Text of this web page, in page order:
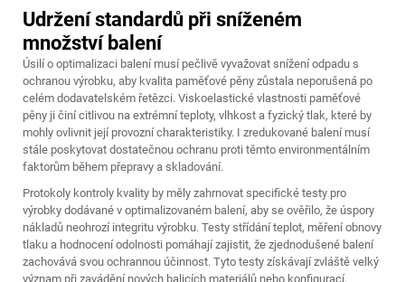
Udržení standardů při sníženém
množství balení
Úsilí o optimalizaci balení musí pečlivě vyvažovat snížení odpadu s
ochranou výrobku, aby kvalita paměťové pěny zůstala neporušená po
celém dodavatelském řetězci. Viskoelastické vlastnosti paměťové
pěny ji činí citlivou na extrémní teploty, vlhkost a fyzický tlak, které by
mohly ovlivnit její provozní charakteristiky. I zredukované balení musí
stále poskytovat dostatečnou ochranu proti těmto environmentálním
faktorům během přepravy a skladování.
Protokoly kontroly kvality by měly zahrnovat specifické testy pro
výrobky dodávané v optimalizovaném balení, aby se ověřilo, že úspory
nákladů neohrozí integritu výrobku. Testy střídání teplot, měření obnovy
tlaku a hodnocení odolnosti pomáhají zajistit, že zjednodušené balení
zachovává svou ochrannou účinnost. Tyto testy získávají zvláště velký
význam při zavádění nových balicích materiálů nebo konfigurací.